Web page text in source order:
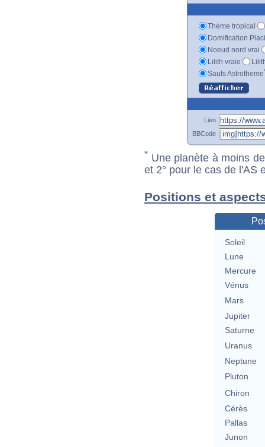
Thème tropical
Domification
Noeud nord vrai
Lilith vraie
Sauts Astrotheme
Lien
BBCode
* Une planète à moins
et 2° pour le cas de l'AS
Positions et
Soleil
Lune
Mercure
Vénus
Mars
Jupiter
Saturne
Uranus
Neptune
Pluton
Chiron
Cérès
Pallas
Junon